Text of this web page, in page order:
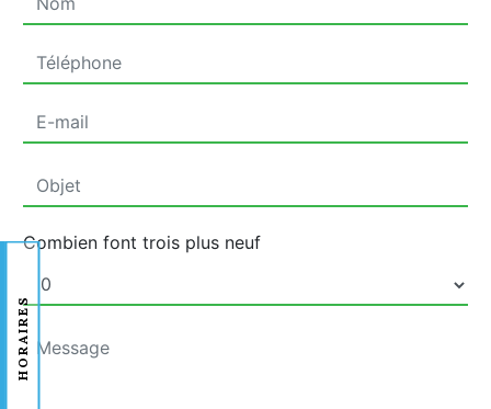
HORAIRES
Combien font trois plus neuf